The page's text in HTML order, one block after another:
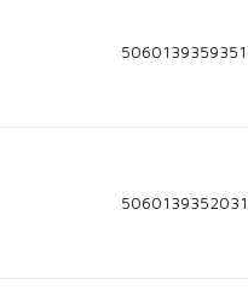
5060139359351
5060139352031